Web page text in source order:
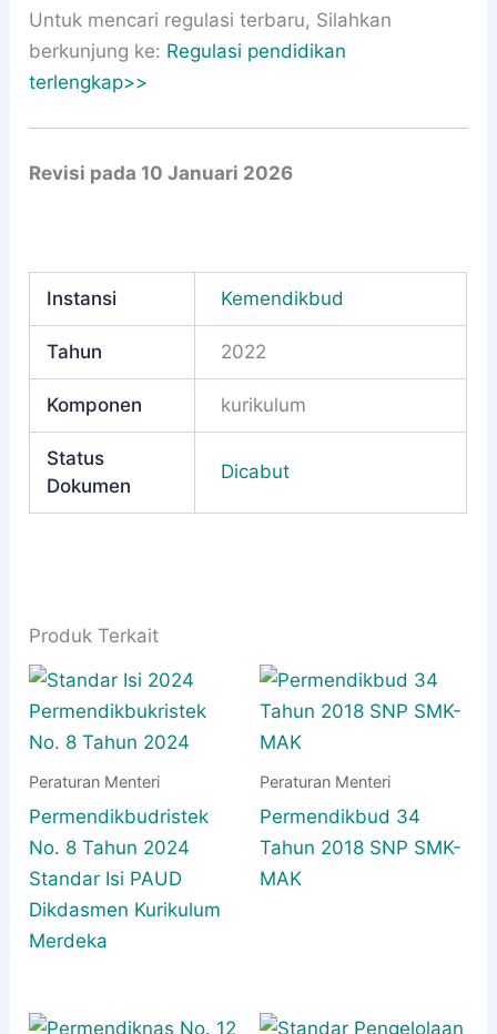
Untuk mencari regulasi terbaru, Silahkan
berkunjung ke: Regulasi pendidikan
terlengkap>>
Revisi pada 10 Januari 2026
Instansi Kemendikbud
Tahun 2022
Komponen kurikulum
Status
Dokumen
Dicabut
Produk Terkait
Peraturan Menteri
Permendikbudristek
No. 8 Tahun 2024
Standar Isi PAUD
Dikdasmen Kurikulum
Merdeka
Peraturan Menteri
Permendikbud 34
Tahun 2018 SNP SMK-
MAK